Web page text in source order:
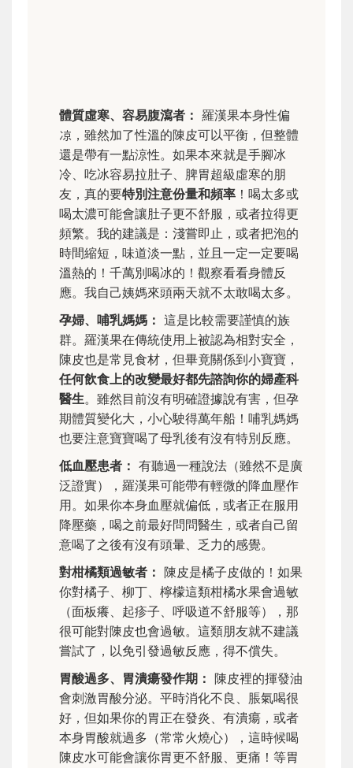
體質虛寒、容易腹瀉者： 羅漢果本身性偏
凉，雖然加了性溫的陳皮可以平衡，但整體
還是帶有一點涼性。如果本來就是手腳冰
冷、吃冰容易拉肚子、脾胃超級虛寒的朋
友，真的要特別注意份量和頻率 ！喝太多或
喝太濃可能會讓肚子更不舒服，或者拉得更
頻繁。我的建議是：淺嘗即止，或者把泡的
時間縮短，味道淡一點，並且一定一定要喝
溫熱的！千萬別喝冰的！觀察看看身體反
應。我自己姨媽來頭兩天就不太敢喝太多。
孕婦、哺乳媽媽： 這是比較需要謹慎的族
群。羅漢果在傳統使用上被認為相對安全，
陳皮也是常見食材，但畢竟關係到小寶寶，
任何飲食上的改變最好都先諮詢你的婦產科
醫生。雖然目前沒有明確證據說有害，但孕
期體質變化大，小心駛得萬年船！哺乳媽媽
也要注意寶寶喝了母乳後有沒有特別反應。
低血壓患者： 有聽過一種說法（雖然不是廣
泛證實），羅漢果可能帶有輕微的降血壓作
用。如果你本身血壓就偏低，或者正在服用
降壓藥，喝之前最好問問醫生，或者自己留
意喝了之後有沒有頭暈、乏力的感覺。
對柑橘類過敏者： 陳皮是橘子皮做的！如果
你對橘子、柳丁、檸檬這類柑橘水果會過敏
（面板癢、起疹子、呼吸道不舒服等），那
很可能對陳皮也會過敏。這類朋友就不建議
嘗試了，以免引發過敏反應，得不償失。
胃酸過多、胃潰瘍發作期： 陳皮裡的揮發油
會刺激胃酸分泌。平時消化不良、脹氣喝很
好，但如果你的胃正在發炎、有潰瘍，或者
本身胃酸就過多（常常火燒心），這時候喝
陳皮水可能會讓你胃更不舒服、更痛！等胃